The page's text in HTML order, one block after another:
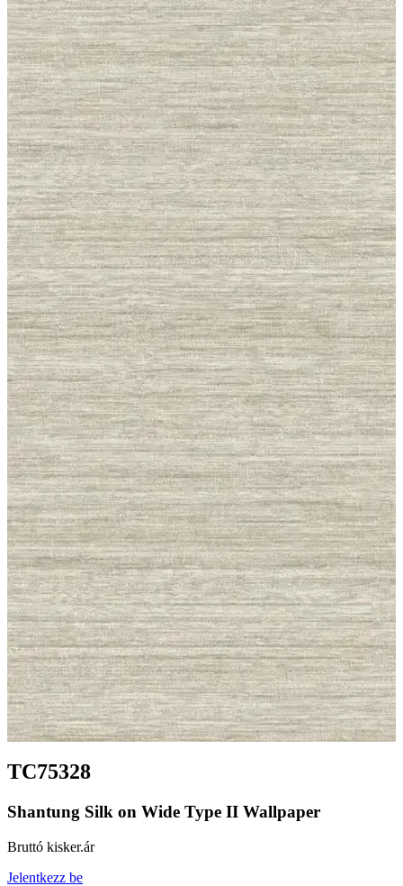
TC75328
Shantung Silk on Wide Type II Wallpaper
Bruttó kisker.ár
Jelentkezz be